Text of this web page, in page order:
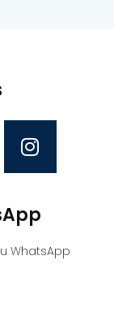
WhatsApp